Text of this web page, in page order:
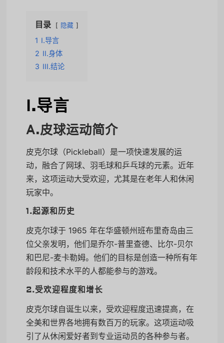
目录 隐藏
1 I.导言
2 II.身体
3 III.结论
I.导言
A.皮球运动简介
皮克尔球（Pickleball）是一项快速发展的运
动，融合了网球、羽毛球和乒乓球的元素。近年
来，这项运动大受欢迎，尤其是在老年人和休闲
玩家中。
1.起源和历史
皮克尔球于 1965 年在华盛顿州班布里奇岛由三
位父亲发明，他们是乔尔-普里查德、比尔-贝尔
和巴尼-麦卡勒姆。他们的目标是创造一种所有年
龄段和技术水平的人都能参与的游戏。
2.受欢迎程度和增长
皮克尔球自诞生以来，受欢迎程度迅速提高，在
全美和世界各地拥有数百万的玩家。这项运动吸
引了从休闲爱好者到专业运动员的各种参与者。